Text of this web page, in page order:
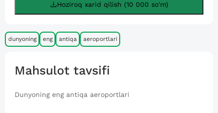
Hoziroq xarid qilish (10 000 so'm)
dunyoning eng antiqa aeroportlari
Mahsulot tavsifi
Dunyoning eng antiqa aeroportlari